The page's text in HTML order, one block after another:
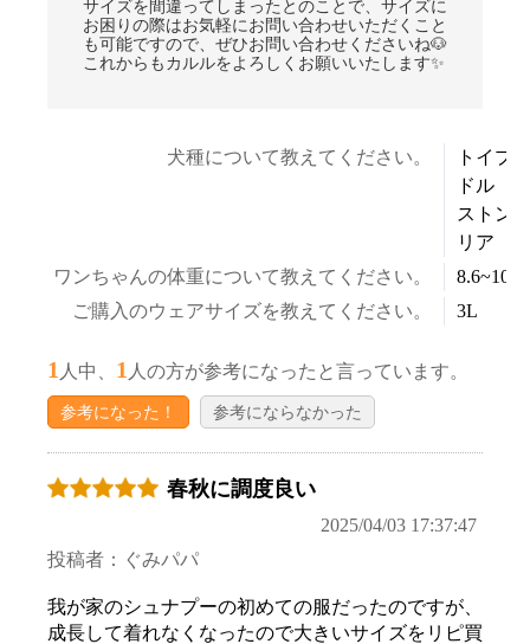
サイズを間違ってしまったとのことで、サイズに
お困りの際はお気軽にお問い合わせいただくこと
も可能ですので、ぜひお問い合わせくださいね🐶
これからもカルルをよろしくお願いいたします✨
犬種について教えてください。
トイプ
ドル
ストン
リア
ワンちゃんの体重について教えてください。
ご購入のウェアサイズを教えてください。
3L
1 人中、 1 人の方が参考になったと言っています。
参考になった！ 参考にならなかった
春秋に調度良い
2025/04/03 17:37:47
投稿者：ぐみパパ
我が家のシュナプーの初めての服だったのですが、
成長して着れなくなったので大きいサイズをリピ買